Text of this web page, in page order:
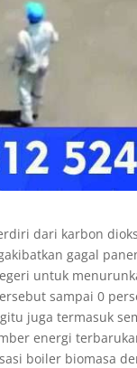
dari karbon
gagal
untuk
sampai 0
juga termasuk
energi
boiler biomasa